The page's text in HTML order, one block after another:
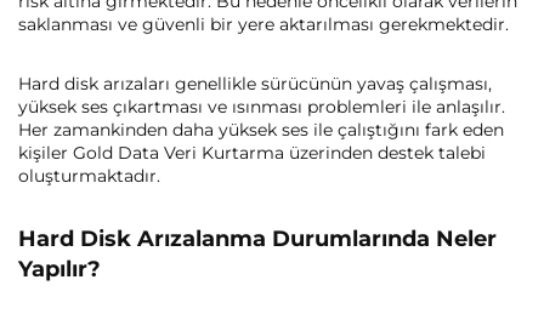
saklanması ve güvenli bir yere aktarılması gerekmektedir.
Hard disk arızaları genellikle sürücünün yavaş çalışması,
yüksek ses çıkartması ve ısınması problemleri ile anlaşılır.
Her zamankinden daha yüksek ses ile çalıştığını fark eden
kişiler Gold Data Veri Kurtarma üzerinden destek talebi
oluşturmaktadır.
Hard Disk Arızalanma Durumlarında Neler
Yapılır?